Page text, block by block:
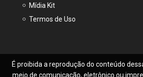
Mídia Kit
Termos de Uso
É proibida a reprodução do conteúdo
meio de comunicação, eletrônico ou